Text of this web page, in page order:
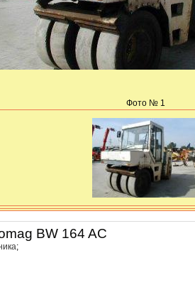
Фото № 1
BW 164 AC
;